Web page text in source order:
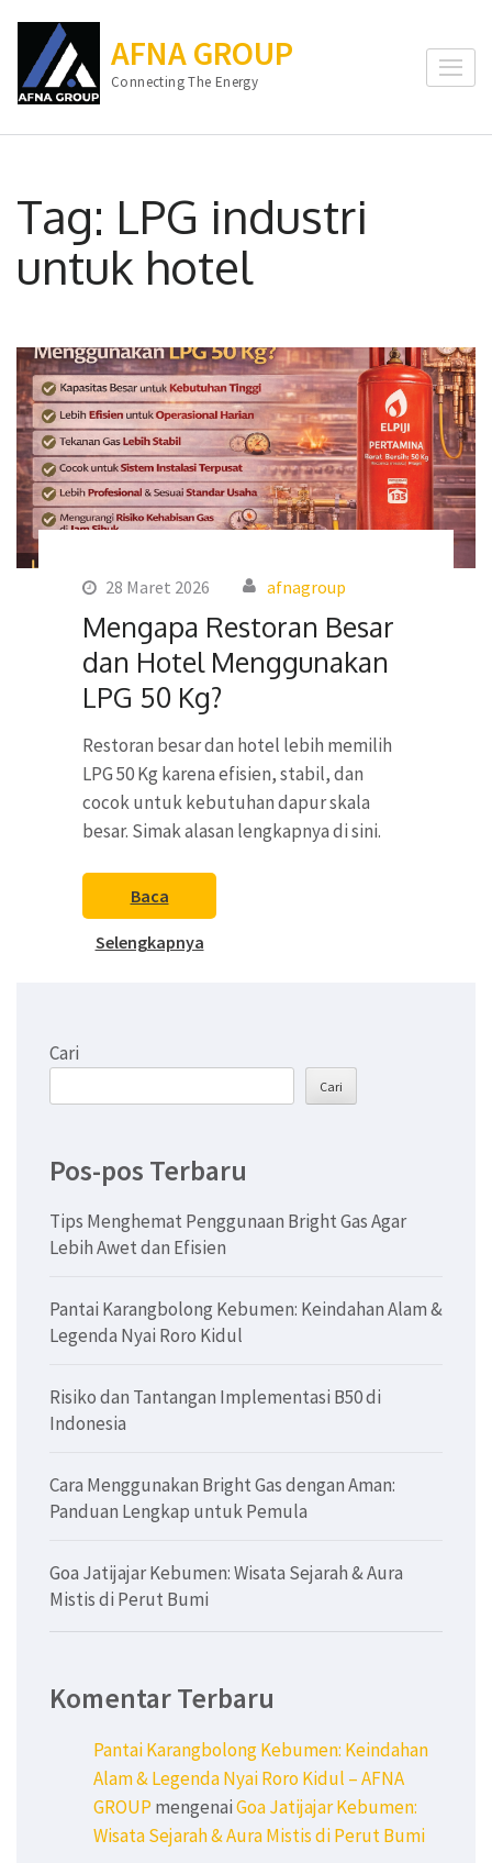
konten
(Tekan
AFNA GROUP
Connecting The Energy
Tag: LPG industri
untuk hotel
28 Maret 2026 afnagroup
Mengapa Restoran Besar
dan Hotel Menggunakan
LPG 50 Kg?
Restoran besar dan hotel lebih memilih
LPG 50 Kg karena efisien, stabil, dan
cocok untuk kebutuhan dapur skala
besar. Simak alasan lengkapnya di sini.
Baca
Selengkapnya
Cari
Cari
Pos-pos Terbaru
Tips Menghemat Penggunaan Bright Gas Agar
Lebih Awet dan Efisien
Pantai Karangbolong Kebumen: Keindahan Alam &
Legenda Nyai Roro Kidul
Risiko dan Tantangan Implementasi B50 di
Indonesia
Cara Menggunakan Bright Gas dengan Aman:
Panduan Lengkap untuk Pemula
Goa Jatijajar Kebumen: Wisata Sejarah & Aura
Mistis di Perut Bumi
Komentar Terbaru
Pantai Karangbolong Kebumen: Keindahan
Alam & Legenda Nyai Roro Kidul – AFNA
GROUPmengenaiGoa Jatijajar Kebumen:
Wisata Sejarah & Aura Mistis di Perut Bumi